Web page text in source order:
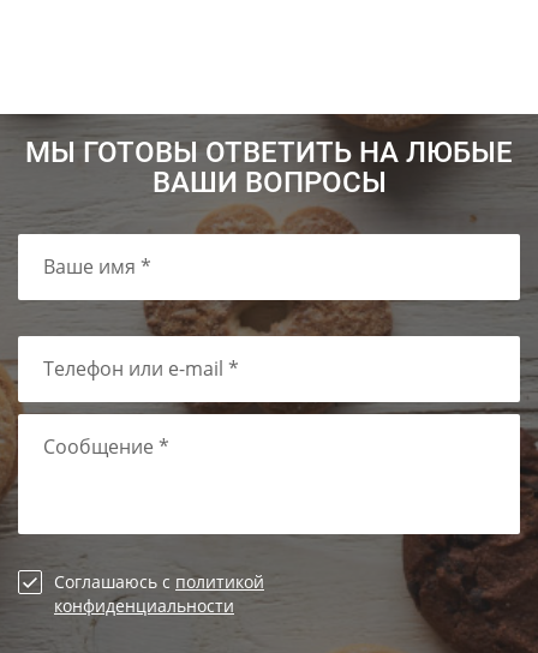
МЫ ГОТОВЫ ОТВЕТИТЬ НА ЛЮБЫЕ
ВАШИ ВОПРОСЫ
Ваше имя *
Телефон или e-mail *
Сообщение *
Соглашаюсь с политикой
конфиденциальности